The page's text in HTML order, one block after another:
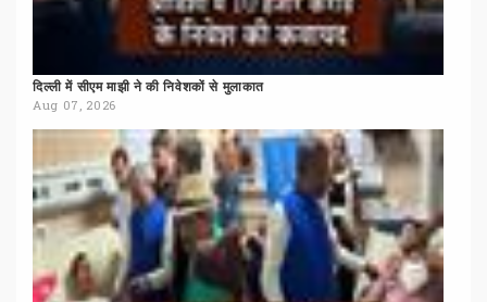
दिल्ली में सीएम माझी ने की निवेशकों से मुलाकात
Aug 07, 2026